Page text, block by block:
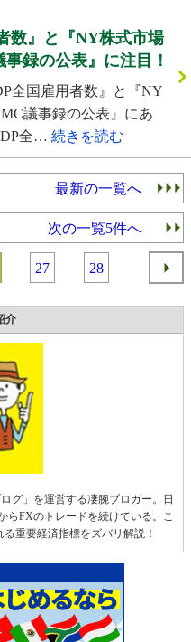
数』と『NY株式市場
録の公表』に注目！
全国雇用者数』と『NY
議事録の公表』にあ
全… 続きを読む
最新の一覧へ
次の一覧5件へ
27 28
介
グ」を運営する凄腕ブロガー。日
らFXのトレードを続けている。こ
重要経済指標をズバリ解説！